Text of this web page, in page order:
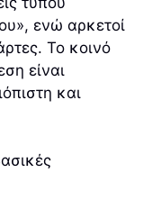
ενώ αρκετοί
Το κοινό
είναι
και